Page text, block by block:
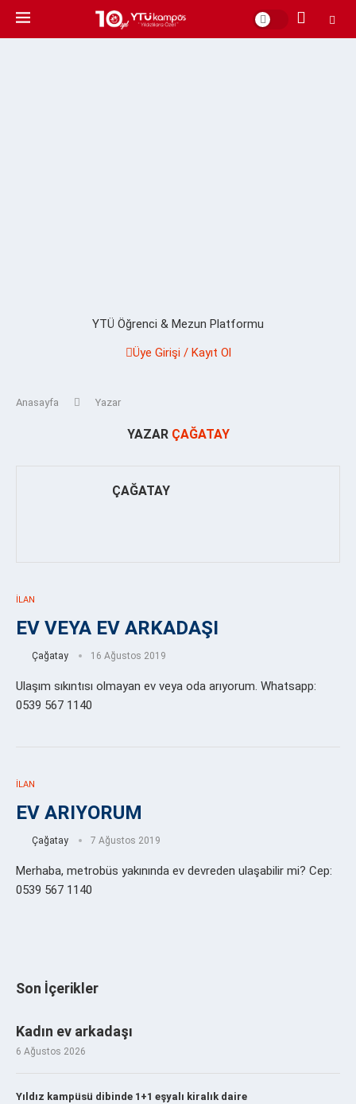
YTÜ Öğrenci & Mezun Platformu
Üye Girişi / Kayıt Ol
Anasayfa Yazar
YAZAR ÇAĞATAY
ÇAĞATAY
İLAN
EV VEYA EV ARKADAŞI
Çağatay 16 Ağustos 2019
Ulaşım sıkıntısı olmayan ev veya oda arıyorum. Whatsapp:
0539 567 1140
İLAN
EV ARIYORUM
Çağatay 7 Ağustos 2019
Merhaba, metrobüs yakınında ev devreden ulaşabilir mi? Cep:
0539 567 1140
Son İçerikler
Kadın ev arkadaşı
6 Ağustos 2026
Yıldız kampüsü dibinde 1+1 eşyalı kiralık daire